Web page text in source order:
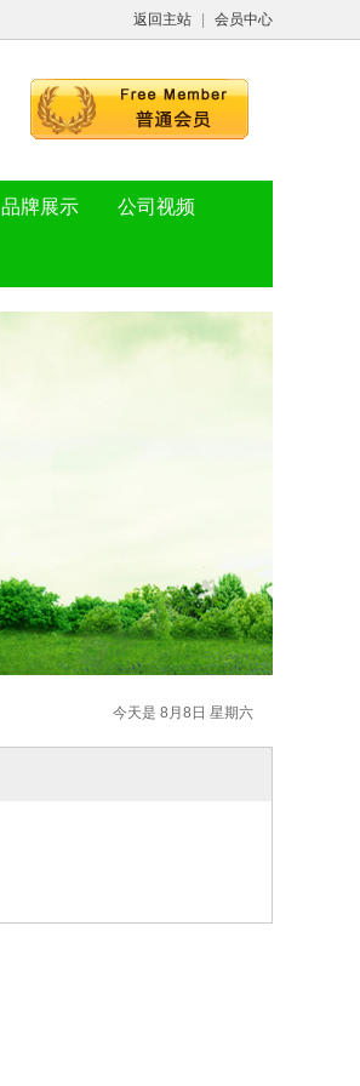
返回主站 会员中心
品牌展示 公司视频
今天是 8月8日 星期六